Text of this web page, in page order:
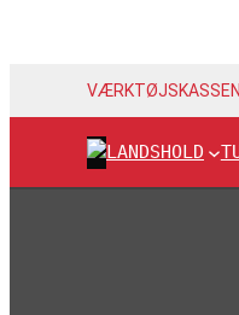
LANDSHOLD